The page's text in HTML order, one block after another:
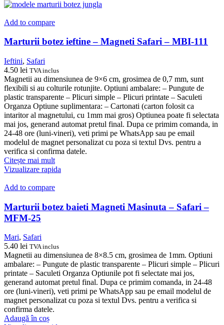
Add to compare
Marturii botez ieftine – Magneti Safari – MBI-111
Ieftini, Safari
4.50 lei TVA inclus
Magnetii au dimensiunea de 9×6 cm, grosimea de 0,7 mm, sunt
flexibili si au colturile rotunjite. Optiuni ambalare: – Pungute de
plastic transparente – Plicuri simple – Plicuri printate – Saculeti
Organza Optiune suplimentara: – Cartonati (carton folosit ca
intaritor al magnetului, cu 1mm mai gros) Optiunea poate fi selectata
mai jos, generand automat pretul final. Dupa ce primim comanda, in
24-48 ore (luni-vineri), veti primi pe WhatsApp sau pe email
modelul de magnet personalizat cu poza si textul Dvs. pentru a
verifica si confirma datele.
Citește mai mult
Vizualizare rapida
Add to compare
Marturii botez baieti Magneti Masinuta – Safari –
MFM-25
Mari, Safari
5.40 lei TVA inclus
Magnetii au dimensiunea de 8×8.5 cm, grosimea de 1mm. Optiuni
ambalare: – Pungute de plastic transparente – Plicuri simple – Plicuri
printate – Saculeti Organza Optiunile pot fi selectate mai jos,
generand automat pretul final. Dupa ce primim comanda, in 24-48
ore (luni-vineri), veti primi pe WhatsApp sau pe email modelul de
magnet personalizat cu poza si textul Dvs. pentru a verifica si
confirma datele.
Adaugă în coș